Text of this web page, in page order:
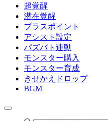
超覚醒
潜在覚醒
プラスポイント
アシスト設定
パズバト連動
モンスター購入
モンスター育成
きせかえドロップ
BGM